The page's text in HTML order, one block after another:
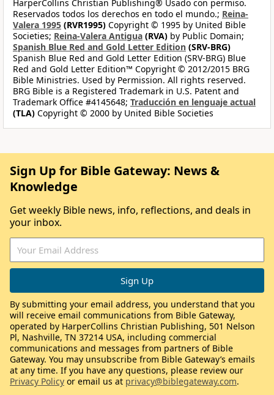
HarperCollins Christian Publishing® Usado con permiso.
Reservados todos los derechos en todo el mundo.; Reina-
Valera 1995 (RVR1995) Copyright © 1995 by United Bible
Societies; Reina-Valera Antigua (RVA) by Public Domain;
Spanish Blue Red and Gold Letter Edition (SRV-BRG)
Spanish Blue Red and Gold Letter Edition (SRV-BRG) Blue
Red and Gold Letter Edition™ Copyright © 2012/2015 BRG
Bible Ministries. Used by Permission. All rights reserved.
BRG Bible is a Registered Trademark in U.S. Patent and
Trademark Office #4145648; Traducción en lenguaje actual
(TLA) Copyright © 2000 by United Bible Societies
Sign Up for Bible Gateway: News &
Knowledge
Get weekly Bible news, info, reflections, and deals in
your inbox.
By submitting your email address, you understand that you
will receive email communications from Bible Gateway,
operated by HarperCollins Christian Publishing, 501 Nelson
Pl, Nashville, TN 37214 USA, including commercial
communications and messages from partners of Bible
Gateway. You may unsubscribe from Bible Gateway’s emails
at any time. If you have any questions, please review our
Privacy Policy or email us at privacy@biblegateway.com.